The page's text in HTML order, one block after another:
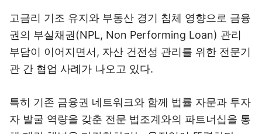
고금리 기조 유지와 부동산 경기 침체 영향으로 금융
권의 부실채권(NPL, Non Performing Loan) 관리
부담이 이어지면서, 자산 건전성 관리를 위한 전문기
관 간 협업 사례가 나오고 있다.
특히 기존 금융권 네트워크와 함께 법률 자문과 투자
자 발굴 역량을 갖춘 전문 법조계와의 파트너십을 통